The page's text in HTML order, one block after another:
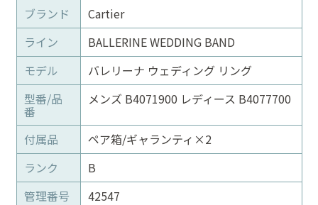
ブランド
Cartier
ライン
BALLERINE WEDDING BAND
モデル
バレリーナ ウェディング リング
型番/品
番
メンズ B4071900 レディース B4077700
付属品
ペア箱/ギャランティ×2
ランク
B
管理番号
42547